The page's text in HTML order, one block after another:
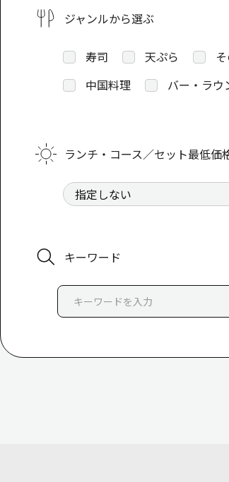
ジャンルから選ぶ
寿司 天ぷら
中国料理
バー・ラウ
ランチ・コース／セット最低価
キーワード